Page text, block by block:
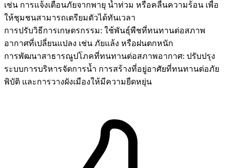
เช่น การแจ้งเตือนภัยจากพายุ น้ำท่วม หรือคลื่นความร้อน เพื่อ
ให้ชุมชนสามารถเตรียมตัวได้ทันเวลา
การปรับวิธีการเกษตรกรรม: ใช้พันธุ์พืชที่ทนทานต่อสภาพ
อากาศที่เปลี่ยนแปลง เช่น ภัยแล้ง หรือฝนตกหนัก
การพัฒนาสาธารณูปโภคที่ทนทานต่อสภาพอากาศ: ปรับปรุง
ระบบการบริหารจัดการน้ำ การสร้างที่อยู่อาศัยที่ทนทานต่อภัย
พิบัติ และการวางผังเมืองให้มีความยืดหยุ่น